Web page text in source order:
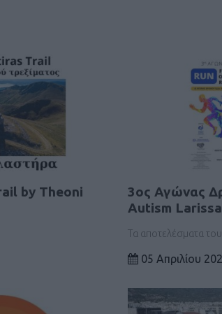
by Theoni
3ος Αγώνας
Autism
Τα αποτελέσματα
05 Απριλίου